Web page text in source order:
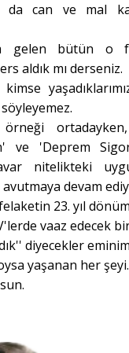
da can ve mal
gelen bütün o
aldık mı derseniz.
söyleyemez.
örneği
ve 'Deprem
nitelikteki
devam
23. yıl
vaaz edecek
diyecekler
yaşanan her şeyi.